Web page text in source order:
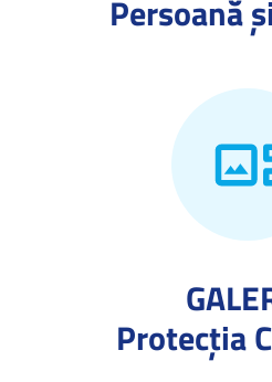
Persoană
Protecţia